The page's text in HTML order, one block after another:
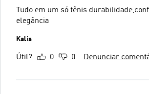
Tudo em um só tênis durabilidade,conforto e
elegância
Kalis
Útil? 0 0 Denunciar